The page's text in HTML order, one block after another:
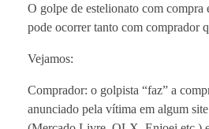
O golpe de estelionato com compra
pode ocorrer tanto com comprador
Vejamos:
Comprador: o golpista “faz” a
anunciado pela vítima em algum